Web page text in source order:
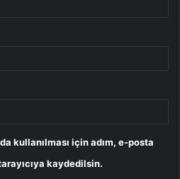
kullanılması için adım, e-posta
kaydedilsin.